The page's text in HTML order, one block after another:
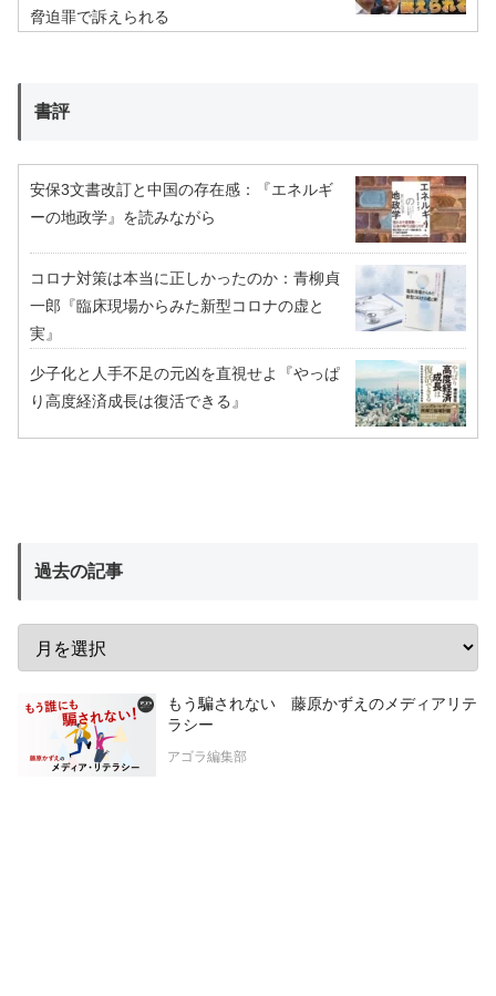
脅迫罪で訴えられる
書評
安保3文書改訂と中国の存在感：『エネルギ
ーの地政学』を読みながら
コロナ対策は本当に正しかったのか：青柳貞
一郎『臨床現場からみた新型コロナの虚と
実』
少子化と人手不足の元凶を直視せよ『やっぱ
り高度経済成長は復活できる』
過去の記事
もう騙されない 藤原かずえのメディアリテ
ラシー
アゴラ編集部